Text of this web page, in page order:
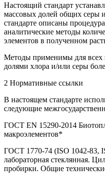
Настоящий стандарт
массовых долей общих серы
стандарте описаны
аналитические методы
элементов в полученном
Методы применимы для всех
долями хлора и/или серы
2 Нормативные ссылки
В настоящем стандарте
следующие
ГОСТ EN 15290-2014
макроэлементов*
ГОСТ 1770-74 (ISO 1042-83,
лабораторная стеклянная.
пробирки. Общие